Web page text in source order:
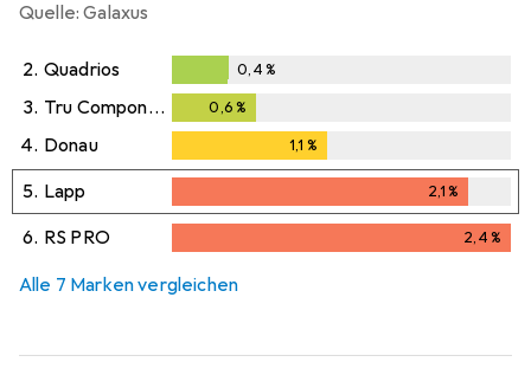
Quelle: Galaxus
2. Quadrios
0,4%
0,4%
3. Tru Components 0,6 %
4. Donau 1,1 %
5. Lapp 2,1%
2,1%
6. RS PRO 2,4%
Alle 7 Marken vergleichen